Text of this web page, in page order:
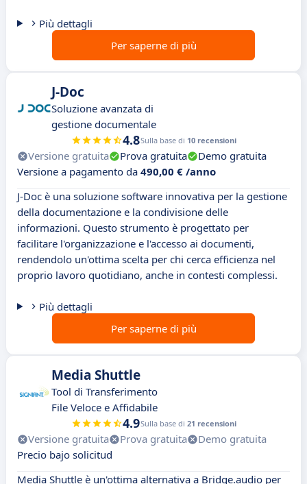
Più dettagli
Per saperne di più
J-Doc
Soluzione avanzata di
gestione documentale
4.8Sulla base di 10 recensioni
Versione gratuita Prova gratuita
Demo gratuita
Versione a pagamento da 490,00 € /anno
J-Doc è una soluzione software innovativa per la gestione
della documentazione e la condivisione delle
informazioni. Questo strumento è progettato per
facilitare l'organizzazione e l'accesso ai documenti,
rendendolo un'ottima scelta per chi cerca efficienza nel
proprio lavoro quotidiano, anche in contesti complessi.
Più dettagli
Per saperne di più
Media Shuttle
Tool di Transferimento
File Veloce e Affidabile
4.9Sulla base di 21 recensioni
Versione gratuita Prova gratuita
Demo gratuita
Precio bajo solicitud
Media Shuttle è un'ottima alternativa a Bridge.audio per